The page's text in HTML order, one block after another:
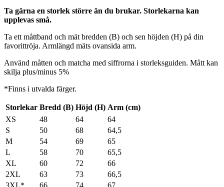
Ta gärna en storlek större än du brukar. Storlekarna kan
upplevas små.
Ta ett måttband och mät bredden (B) och sen höjden (H) på din
favorittröja. Armlängd mäts ovansida arm.
Använd måtten och matcha med siffrorna i storleksguiden. Mått kan
skilja plus/minus 5%
*Finns i utvalda färger.
Storlekar Bredd (B) Höjd (H) Arm (cm)
XS
48 64
64
S
50 68
64,5
M
54 69
65
L
58 70
65,5
XL
60 72
66
2XL
63 73
66,5
3XL*
66 74 67